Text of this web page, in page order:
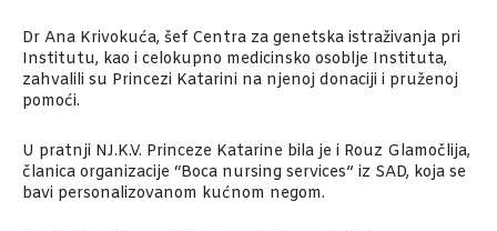
Dr Ana Krivokuća, šef Centra za genetska istraživanja pri
Institutu, kao i celokupno medicinsko osoblje Instituta,
zahvalili su Princezi Katarini na njenoj donaciji i pruženoj
pomoći.
U pratnji NJ.K.V. Princeze Katarine bila je i Rouz Glamočlija,
članica organizacije “Boca nursing services” iz SAD, koja se
bavi personalizovanom kućnom negom.